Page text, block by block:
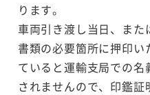
ります。
車両引き渡し当日、ま
書類の必要箇所に押印
ていると運輸支局での
されませんので、印鑑